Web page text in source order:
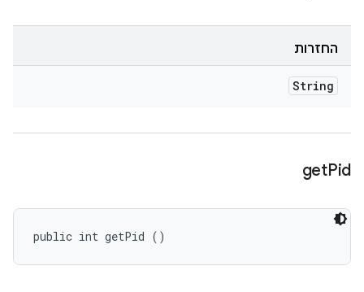
החזרות
String
getPid
public int getPid ()